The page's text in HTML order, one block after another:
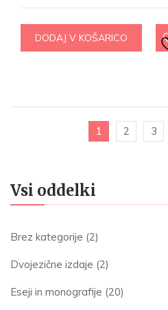
Vsi oddelki
Brez kategorije (2)
Dvojezične izdaje (2)
Eseji in monografije (20)
DODAJ V KOŠARICO
1 2 3